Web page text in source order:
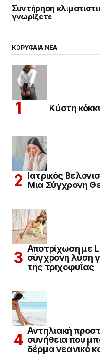
Συντήρηση
γνωρίζετε
ΚΟΡΥΦΑΙΑ ΝΕΑ
Κύστη
Ιατρικός
Μια Σύγχρονη
Αποτρίχωση με
σύγχρονη λύση
της τριχοφυΐας
Αντηλιακή
συνήθεια που
δέρμα νεανικό